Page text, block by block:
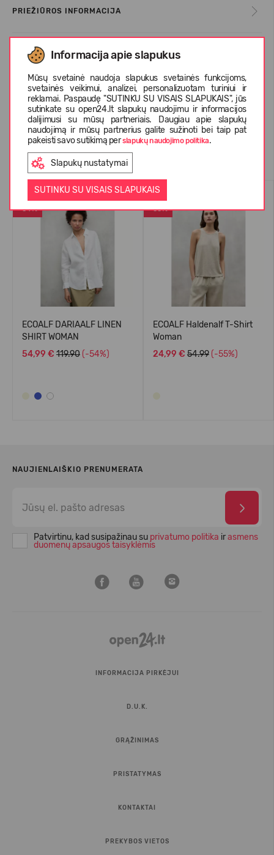
Informacija apie slapukus
Mūsų svetainė naudoja slapukus svetainės funkcijoms,
svetainės veikimui, analizei, personalizuotam turiniui ir
reklamai. Paspaudę "SUTINKU SU VISAIS SLAPUKAIS", jūs
sutinkate su open24.lt slapukų naudojimu ir informacijos
dalijimusi su mūsų partneriais. Daugiau apie slapukų
naudojimą ir mūsų partnerius galite sužinoti bei taip pat
pakeisti savo sutikimą perslapukų naudojimo politika.
Slapukų nustatymai
SUTINKU SU VISAIS SLAPUKAIS
PRIEŽIŪROS INFORMACIJA
APIE ECOALF
KLIENTŲ ATSILIEPIMAI (0)
Panašios prekės
-54%
VASARAI
ECOALF DARIAALF LINEN
SHIRT WOMAN
54,99 € 119.90 (-54%)
-55%
VASARAI
ECOALF Haldenalf T-Shirt
Woman
24,99 € 54.99 (-55%)
NAUJIENLAIŠKIO PRENUMERATA
Patvirtinu, kad susipažinau su privatumo politika irasmens
duomenų apsaugos taisyklėmis
INFORMACIJA PIRKĖJUI
D.U.K.
GRĄŽINIMAS
PRISTATYMAS
KONTAKTAI
PREKYBOS VIETOS